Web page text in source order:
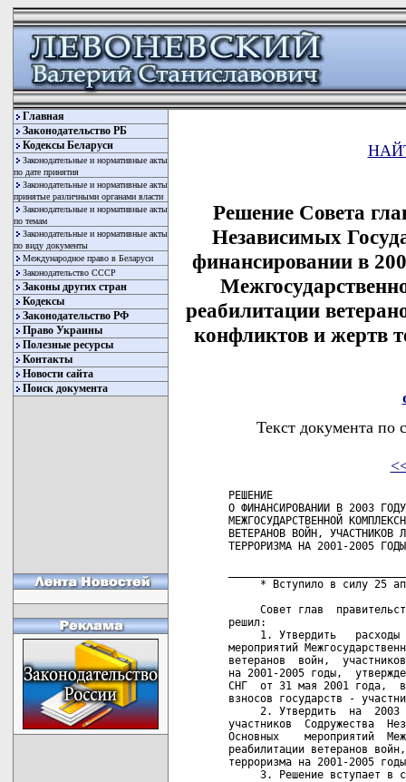
Главная
Законодательство РБ
Кодексы Беларуси
Законодательные и нормативные акты
по дате принятия
Законодательные и нормативные акты
принятые различными органами власти
Законодательные и нормативные акты
по темам
Законодательные и нормативные акты
по виду документы
Международное право в Беларуси
Законодательство СССР
Законы других стран
Кодексы
Законодательство РФ
Право Украины
Полезные ресурсы
Контакты
Новости сайта
Поиск документа
Решение Совета
Независимых
финансировании в
реабилитации
конфликтов и жертв
Текст документа по
РЕШЕНИЕ
О ФИНАНСИРОВАНИИ В 2003
МЕЖГОСУДАРСТВЕННОЙ
ВЕТЕРАНОВ ВОЙН, УЧАСТНИКОВ
ТЕРРОРИЗМА НА 2001-2005
* Вступило в силу 25
Совет глав
решил:
1. Утвердить   расходы
мероприятий
ветеранов  войн,
на 2001-2005 годы,
СНГ  от 31 мая 2001 года,  в
взносов государств -
2. Утвердить  на  2003
участников  Содружества
Основных    мероприятий
реабилитации ветеранов
терроризма на 2001-2005
3. Решение вступает в